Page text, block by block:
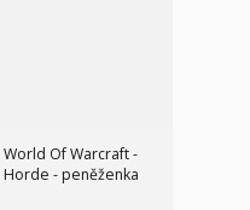
World Of Warcraft -
Horde - peněženka